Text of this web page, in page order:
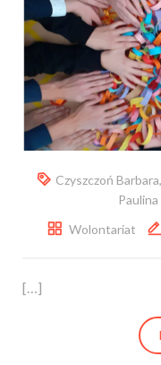
Czyszczoń Barbara,
Wolontariat
[…]